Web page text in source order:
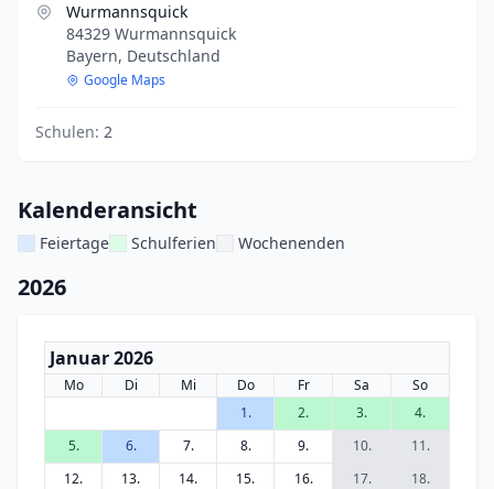
Wurmannsquick
84329 Wurmannsquick
Bayern, Deutschland
Google Maps
Schulen: 2
Kalenderansicht
Feiertage Schulferien Wochenenden
2026
Januar 2026
Mo Di Mi Do Fr Sa
So
1.
2. 3.
4.
5.
6. 7. 8. 9. 10.
11.
12.
13. 14. 15. 16. 17.
18.